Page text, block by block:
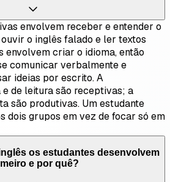
envolvem receber e entender o
o inglês falado e ler textos
envolvem criar o idioma, então
comunicar verbalmente e
ideias por escrito. A
de leitura são receptivas; a
são produtivas. Um estudante
dois grupos em vez de focar só em
os estudantes desenvolvem
e por quê?